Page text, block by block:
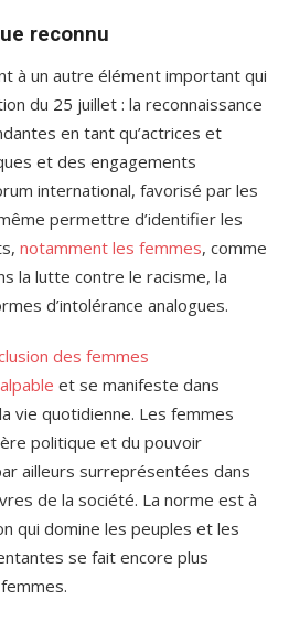
reconnu
à un autre élément important qui
du 25 juillet : la reconnaissance
en tant qu’actrices et
et des engagements
international, favorisé par les
permettre d’identifier les
notamment les femmes, comme
la lutte contre le racisme, la
d’intolérance analogues.
des femmes
et se manifeste dans
vie quotidienne. Les femmes
politique et du pouvoir
ailleurs surreprésentées dans
de la société. La norme est à
qui domine les peuples et les
se fait encore plus